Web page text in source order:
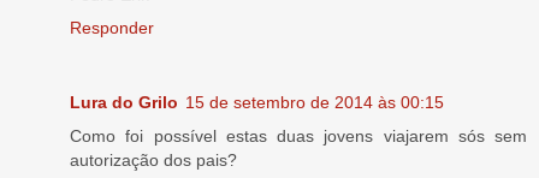
Responder
Lura do Grilo 15 de setembro de 2014 às 00:15
Como foi possível estas duas jovens viajarem sós sem
autorização dos pais?